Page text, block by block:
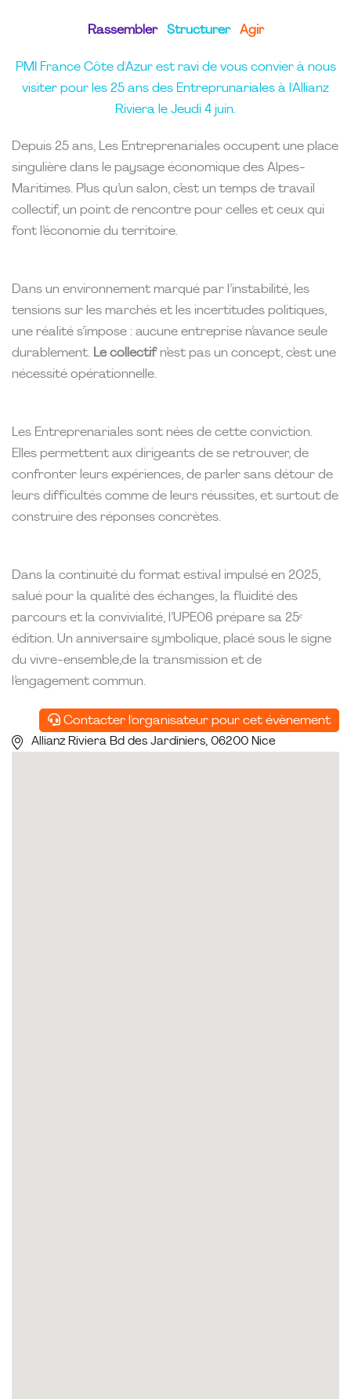
Rassembler Structurer Agir
PMI France Côte d'Azur est ravi de vous convier à nous
visiter pour les 25 ans des Entreprunariales à l'Allianz
Riviera le Jeudi 4 juin.
Depuis 25 ans, Les Entreprenariales occupent une place
singulière dans le paysage économique des Alpes-
Maritimes. Plus qu’un salon, c’est un temps de travail
collectif, un point de rencontre pour celles et ceux qui
font l’économie du territoire.
Dans un environnement marqué par l’instabilité, les
tensions sur les marchés et les incertitudes politiques,
une réalité s’impose : aucune entreprise n’avance seule
durablement. Le collectif n’est pas un concept, c’est une
nécessité opérationnelle.
Les Entreprenariales sont nées de cette conviction.
Elles permettent aux dirigeants de se retrouver, de
confronter leurs expériences, de parler sans détour de
leurs difficultés comme de leurs réussites, et surtout de
construire des réponses concrètes.
Dans la continuité du format estival impulsé en 2025,
salué pour la qualité des échanges, la fluidité des
parcours et la convivialité, l’UPE06 prépare sa 25ᵉ
édition. Un anniversaire symbolique, placé sous le signe
du vivre-ensemble,de la transmission et de
l’engagement commun.
Contacter l'organisateur pour cet évènement
Allianz Riviera Bd des Jardiniers, 06200 Nice